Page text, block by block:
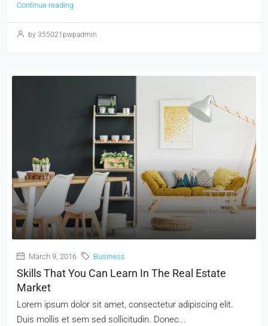
Continue reading
by 355021pwpadmin
March 9, 2016 Business
Skills That You Can Learn In The Real Estate
Market
Lorem ipsum dolor sit amet, consectetur adipiscing elit.
Duis mollis et sem sed sollicitudin. Donec...